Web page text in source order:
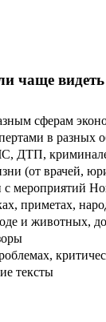
чаще
сферам
в разных
ДТП,
(от врачей,
мероприятий
приметах,
и животных,
тексты